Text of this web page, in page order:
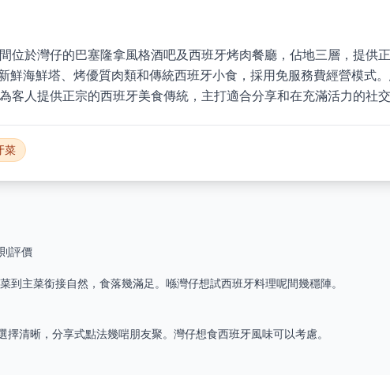
位於灣仔的巴塞隆拿風格酒吧及西班牙烤肉餐廳，佔地三層，提供
鮮海鮮塔、烤優質肉類和傳統西班牙小食，採用免服務費經營模式
客人提供正宗的西班牙美食傳統，主打適合分享和在充滿活力的社交
菜
評價
到主菜銜接自然，食落幾滿足。喺灣仔想試西班牙料理呢間幾穩陣。
清晰，分享式點法幾啱朋友聚。灣仔想食西班牙風味可以考慮。